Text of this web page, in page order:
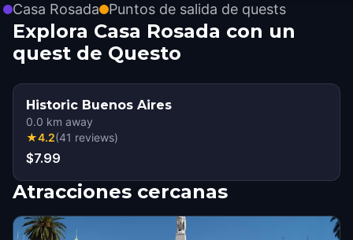
Casa Rosada Puntos de salida de quests
Explora Casa Rosada con un
quest de Questo
Historic Buenos Aires
0.0 km away
★4.2(41 reviews)
$7.99
Atracciones cercanas